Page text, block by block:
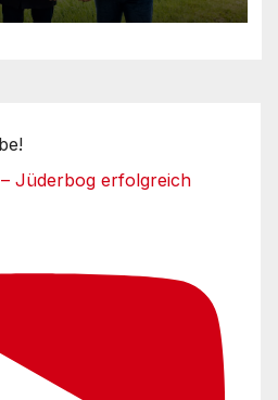
Jüderbog erfolgreich